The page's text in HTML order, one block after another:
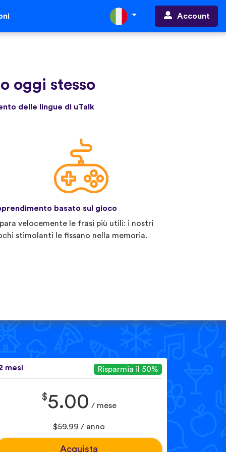
Account
oggi stesso
delle lingue di uTalk
basato sul gioco
velocemente le frasi più utili: i nostri
stimolanti le fissano nella memoria.
mesi Risparmia il 50%
$5.00 / mese
$59.99 / anno
Acquista